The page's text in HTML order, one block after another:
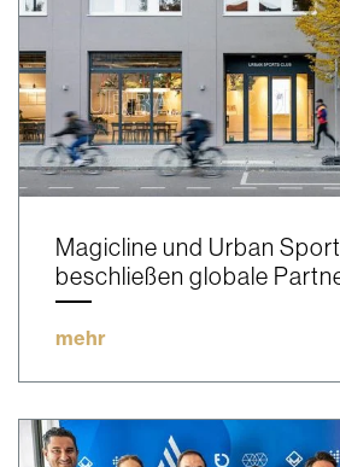
Magicline und Urban
beschließen globale
mehr